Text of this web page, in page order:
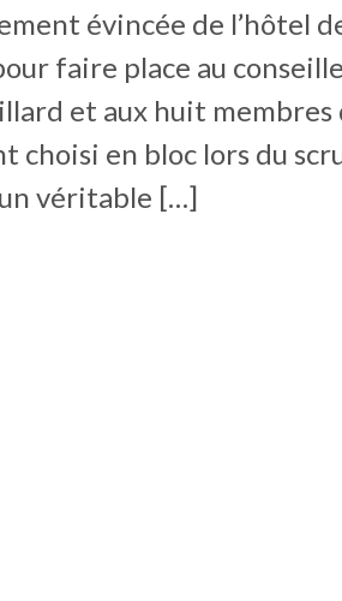
évincée de l’hôtel
faire place au
et aux huit membres
choisi en bloc lors du
véritable […]